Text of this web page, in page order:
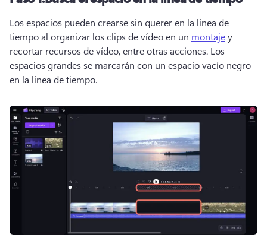
Los espacios pueden crearse sin querer en la línea de
tiempo al organizar los clips de vídeo en un montaje y
recortar recursos de vídeo, entre otras acciones. Los
espacios grandes se marcarán con un espacio vacío negro
en la línea de tiempo.